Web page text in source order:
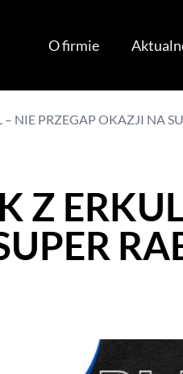
O firmie
– NIE PRZEGAP OKAZJI NA
Z